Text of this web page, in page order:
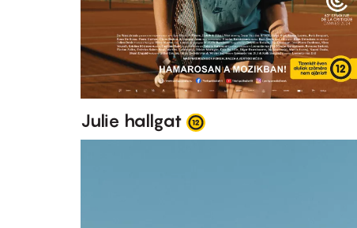
Julie hallgat